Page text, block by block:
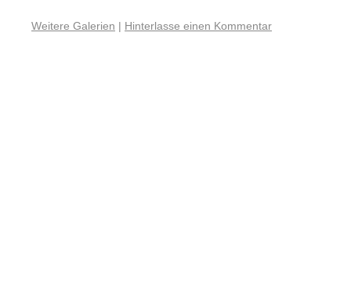
Weitere Galerien | Hinterlasse einen Kommentar